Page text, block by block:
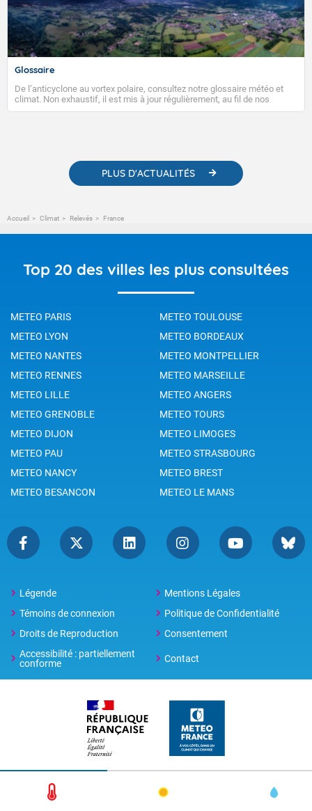
Glossaire
De l’anticyclone au vortex polaire, consultez notre glossaire météo et
climat. Non exhaustif, il est mis à jour régulièrement, au fil de nos
publications. Vous y trouverez également des liens utiles vers nos
PLUS D'ACTUALITÉS
Accueil Climat Relevés France
Top 20 des villes les plus consultées
METEO PARIS
METEO TOULOUSE
METEO LYON
METEO BORDEAUX
METEO NANTES
METEO MONTPELLIER
METEO RENNES
METEO MARSEILLE
METEO LILLE
METEO ANGERS
METEO GRENOBLE
METEO TOURS
METEO DIJON
METEO LIMOGES
METEO PAU
METEO STRASBOURG
METEO NANCY
METEO BREST
METEO BESANCON
METEO LE MANS
Légende
Mentions Légales
Témoins de connexion
Politique de Confidentialité
Droits de Reproduction
Consentement
Accessibilité : partiellement
conforme
Contact
© 2026 Copyright -Météo-France